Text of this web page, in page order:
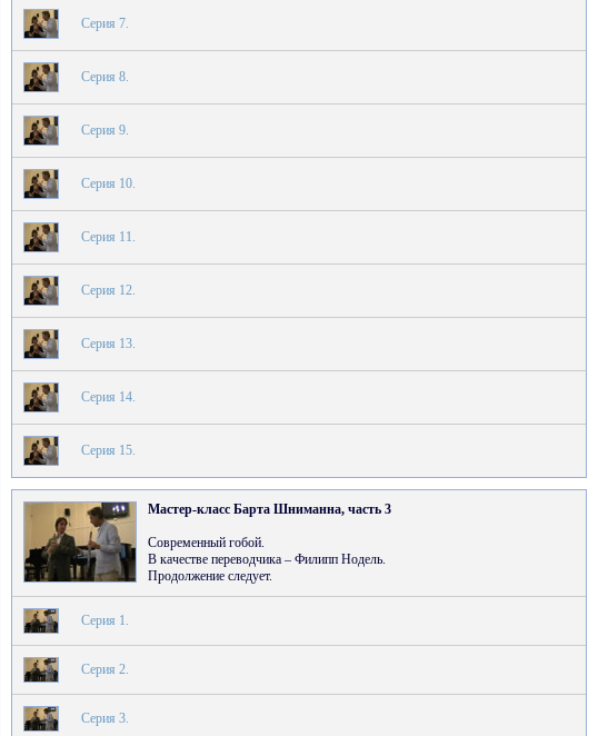
Серия 7.
Серия 8.
Серия 9.
Серия 10.
Серия 11.
Серия 12.
Серия 13.
Серия 14.
Серия 15.
Мастер-класс Барта Шниманна, часть 3
Современный гобой.
В качестве переводчика – Филипп Нодель.
Продолжение следует.
Серия 1.
Серия 2.
Серия 3.